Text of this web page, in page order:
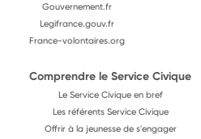
Gouvernement.fr
Legifrance.gouv.fr
France-volontaires.org
Comprendre le Service Civique
Le Service Civique en bref
Les référents Service Civique
Offrir à la jeunesse de s'engager